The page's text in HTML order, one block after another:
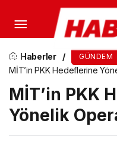
Haberler GÜNDEM
MİT’in PKK Hedeflerine
MİT’in PKK
Yönelik
AK Parti Kongre